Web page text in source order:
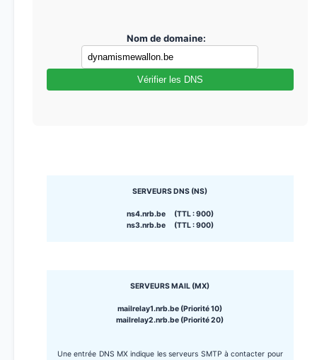
Nom de domaine:
Vérifier les DNS
SERVEURS DNS (NS)
ns4.nrb.be (TTL : 900)
ns3.nrb.be (TTL : 900)
SERVEURS MAIL (MX)
mailrelay1.nrb.be (Priorité 10)
mailrelay2.nrb.be (Priorité 20)
Une entrée DNS MX indique les serveurs SMTP à contacter pour